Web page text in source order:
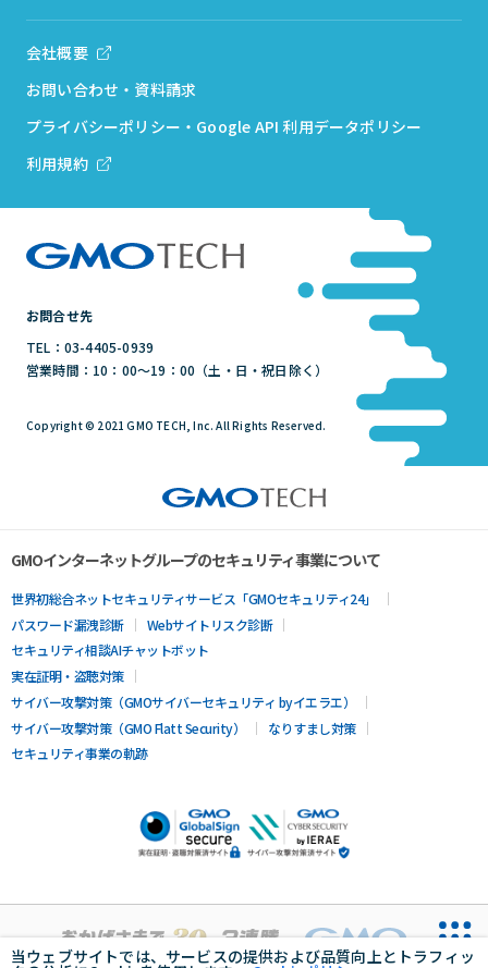
お問合せ先
TEL：03-4405-0939
営業時間：10：00～19：00（土・日・祝日除く）
会社概要
お問い合わせ・資料請求
プライバシーポリシー・Google API 利用データポリシー
利用規約
Copyright © 2021 GMO TECH, Inc. All Rights Reserved.
GMOインターネットグループのセキュリティ事業について
世界初総合ネットセキュリティサービス「GMOセキュリティ24」
パスワード漏洩診断
Webサイトリスク診断
セキュリティ相談AIチャットボット
実在証明・盗聴対策
サイバー攻撃対策（GMOサイバーセキュリティ byイエラエ）
サイバー攻撃対策（GMO Flatt Security）
なりすまし対策
セキュリティ事業の軌跡
当ウェブサイトでは、サービスの提供および品質向上とトラフィッ